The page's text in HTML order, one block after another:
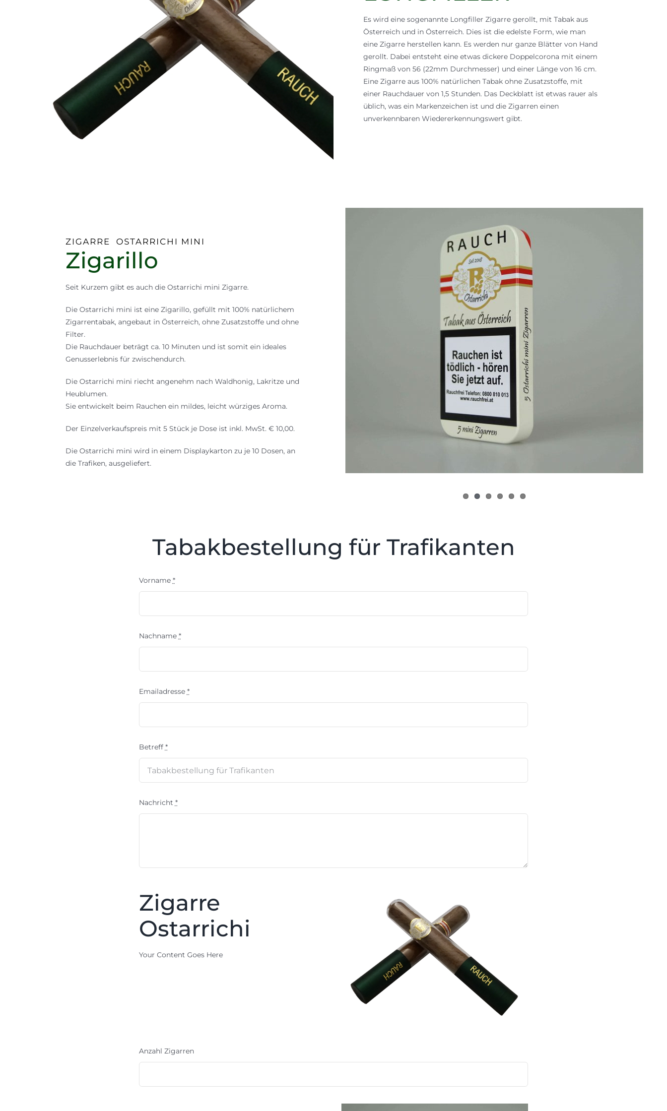
Es wird eine sogenannte Longfiller Zigarre gerollt, mit Tabak aus
Österreich und in Österreich. Dies ist die edelste Form, wie man
eine Zigarre herstellen kann. Es werden nur ganze Blätter von Hand
gerollt. Dabei entsteht eine etwas dickere Doppelcorona mit einem
Ringmaß von 56 (22mm Durchmesser) und einer Länge von 16 cm.
Eine Zigarre aus 100% natürlichen Tabak ohne Zusatzstoffe, mit
einer Rauchdauer von 1,5 Stunden. Das Deckblatt ist etwas rauer als
üblich, was ein Markenzeichen ist und die Zigarren einen
unverkennbaren Wiedererkennungswert gibt.
ZIGARRE OSTARRICHI MINI
Zigarillo
Seit Kurzem gibt es auch die Ostarrichi mini Zigarre.
Die Ostarrichi mini ist eine Zigarillo, gefüllt mit 100% natürlichem
Zigarrentabak, angebaut in Österreich, ohne Zusatzstoffe und ohne
Filter.
Die Rauchdauer beträgt ca. 10 Minuten und ist somit ein ideales
Genusserlebnis für zwischendurch.
Die Ostarrichi mini riecht angenehm nach Waldhonig, Lakritze und
Heublumen.
Sie entwickelt beim Rauchen ein mildes, leicht würziges Aroma.
Der Einzelverkaufspreis mit 5 Stück je Dose ist inkl. MwSt. € 10,00.
Die Ostarrichi mini wird in einem Displaykarton zu je 10 Dosen, an
die Trafiken, ausgeliefert.
Tabakbestellung für Trafikanten
Vorname *
Nachname *
Emailadresse *
Betreff *
Nachricht *
Zigarre
Ostarrichi
Your Content Goes Here
Anzahl Zigarren